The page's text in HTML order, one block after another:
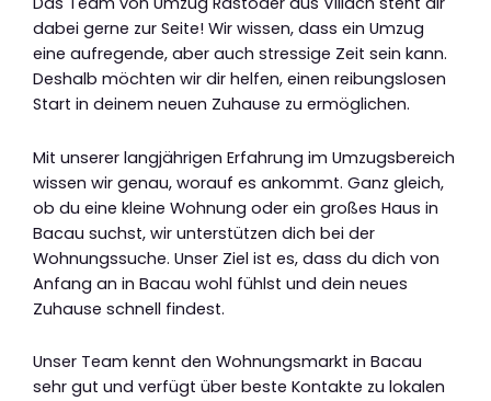
dabei gerne zur Seite! Wir wissen, dass ein Umzug
eine aufregende, aber auch stressige Zeit sein kann.
Deshalb möchten wir dir helfen, einen reibungslosen
Start in deinem neuen Zuhause zu ermöglichen.
Mit unserer langjährigen Erfahrung im Umzugsbereich
wissen wir genau, worauf es ankommt. Ganz gleich,
ob du eine kleine Wohnung oder ein großes Haus in
Bacau suchst, wir unterstützen dich bei der
Wohnungssuche. Unser Ziel ist es, dass du dich von
Anfang an in Bacau wohl fühlst und dein neues
Zuhause schnell findest.
Unser Team kennt den Wohnungsmarkt in Bacau
sehr gut und verfügt über beste Kontakte zu lokalen